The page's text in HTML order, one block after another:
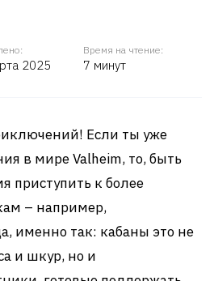
2025
Время на чтение:
7 минут
Если ты уже
в мире Valheim, то, быть
приступить к более
– например,
именно так: кабаны это не
и шкур, но и